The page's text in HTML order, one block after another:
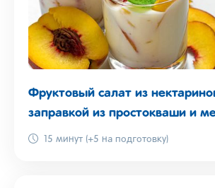
Фруктовый салат из
заправкой из простокваши и
15 минут (+5 на подготовку)